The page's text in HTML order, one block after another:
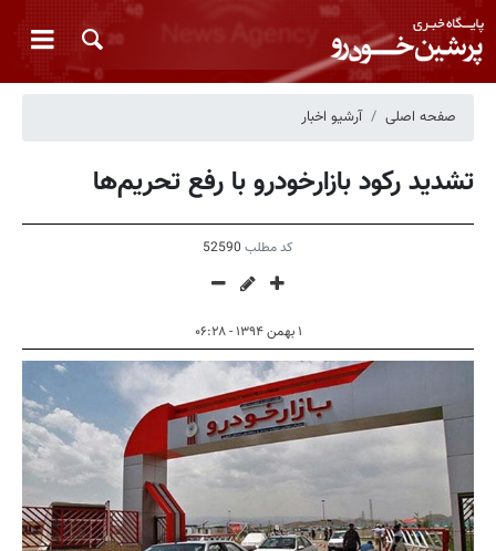
صفحه اصلی آرشیو اخبار
تشدید رکود بازارخودرو با رفع تحریم‌ها
کد مطلب 52590
۱ بهمن ۱۳۹۴ - ۰۶:۲۸